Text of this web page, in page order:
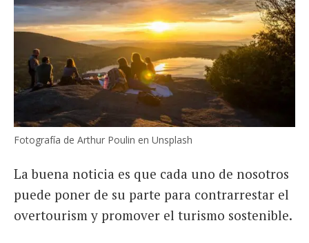
Fotografía de Arthur Poulin en Unsplash
La buena noticia es que cada uno de nosotros
puede poner de su parte para contrarrestar el
overtourism y promover el turismo sostenible.